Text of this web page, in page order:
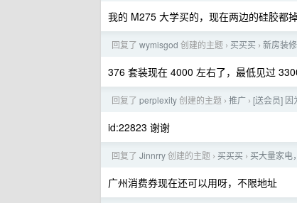
我的 M275 大学买的，现在两边的硅胶都
回复了 wymisgod 创建的主题 › 买买买 › 新房装
376 套装现在 4000 左右了，最低见过
回复了 perplexity创建的主题 › 推广 › [送会员] 因
id:22823 谢谢
回复了 Jinnrry创建的主题 › 买买买 › 买大量家电
广州消费券现在还可以用呀，不限地址